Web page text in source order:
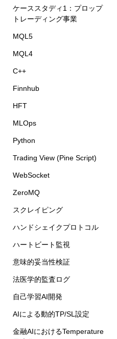
ケーススタディ1：プロップ
トレーディング事業
MQL5
MQL4
C++
Finnhub
HFT
MLOps
Python
Trading View (Pine Script)
WebSocket
ZeroMQ
スクレイピング
ハンドシェイクプロトコル
ハートビート監視
意味的妥当性検証
法医学的監査ログ
自己学習AI開発
AIによる動的TP/SL設定
金融AIにおけるTemperature